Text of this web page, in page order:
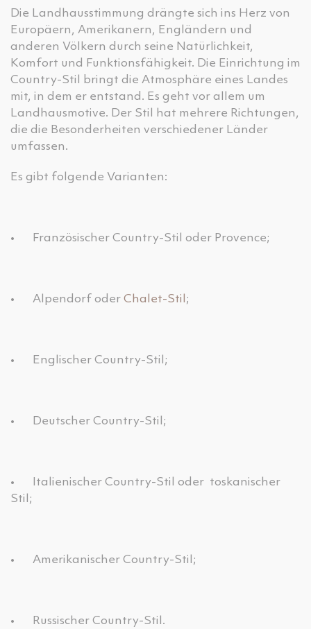
Die Landhausstimmung drängte sich ins Herz von
Europäern, Amerikanern, Engländern und
anderen Völkern durch seine Natürlichkeit,
Komfort und Funktionsfähigkeit. Die Einrichtung im
Country-Stil bringt die Atmosphäre eines Landes
mit, in dem er entstand. Es geht vor allem um
Landhausmotive. Der Stil hat mehrere Richtungen,
die die Besonderheiten verschiedener Länder
umfassen.
Es gibt folgende Varianten:
• Französischer Country-Stil oder Provence;
• Alpendorf oder Chalet-Stil ;
• Englischer Country-Stil;
• Deutscher Country-Stil;
•
Italienischer Country-Stil oder toskanischer
Stil;
• Amerikanischer Country-Stil;
• Russischer Country-Stil.